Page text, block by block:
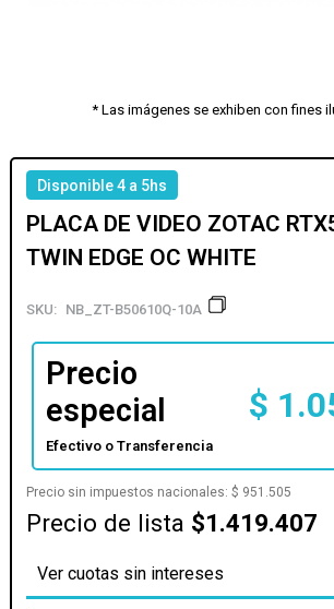
* Las imágenes se exhiben con fines
Disponible 4 a 5hs
PLACA DE VIDEO ZOTAC
TWIN EDGE OC WHITE
SKU: NB_ZT-B50610Q-10A
Precio
especial
Efectivo o Transferencia
$
Precio sin impuestos nacionales:$ 951.505
Precio de lista $1.419.407
Ver cuotas sin intereses